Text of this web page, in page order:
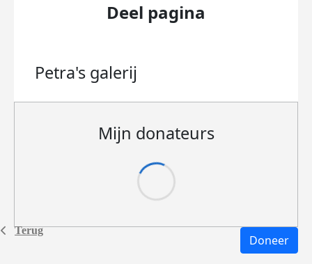
Terug
Deel pagina
Petra's galerij
Mijn donateurs
Doneer